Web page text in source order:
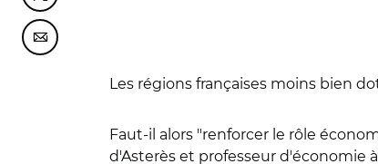
Partager cette page sur Courriel
Les régions françaises moins bien
Faut-il alors "renforcer le rôle
d'Asterès et professeur d'économie